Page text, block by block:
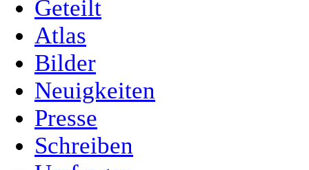
Geteilt
Atlas
Bilder
Neuigkeiten
Presse
Schreiben